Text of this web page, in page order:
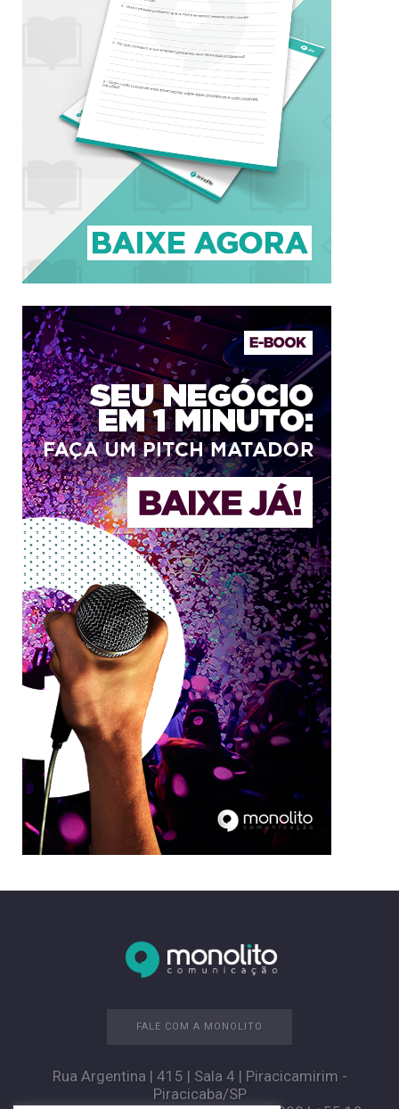
FALE COM A MONOLITO
Rua Argentina | 415 | Sala 4 | Piracicamirim -
Piracicaba/SP